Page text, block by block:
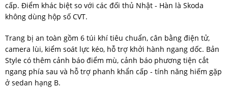
cấp. Điểm khác biệt so với các đối thủ Nhật - Hàn là Skoda
không dùng hộp số CVT.
Trang bị an toàn gồm 6 túi khí tiêu chuẩn, cân bằng điện tử,
camera lùi, kiểm soát lực kéo, hỗ trợ khởi hành ngang dốc. Bản
Style có thêm cảnh báo điểm mù, cảnh báo phương tiện cắt
ngang phía sau và hỗ trợ phanh khẩn cấp - tính năng hiếm gặp
ở sedan hạng B.